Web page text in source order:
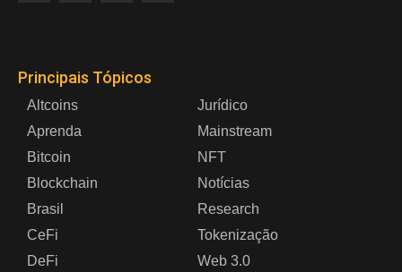
Principais Tópicos
Altcoins
Aprenda
Bitcoin
Blockchain
Brasil
CeFi
DeFi
Jurídico
Mainstream
NFT
Notícias
Research
Tokenização
Web 3.0